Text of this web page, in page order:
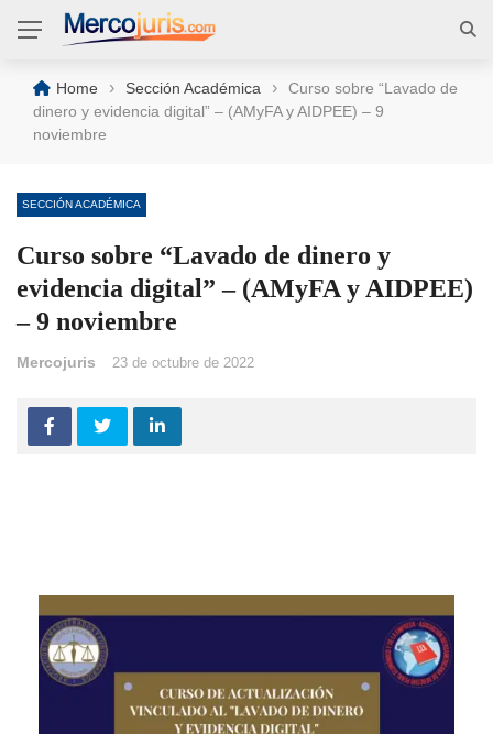
Home › Sección Académica ›
Curso sobre “Lavado de
dinero y evidencia digital” – (AMyFA y AIDPEE) – 9
noviembre
SECCIÓN ACADÉMICA
Curso sobre “Lavado de dinero y
evidencia digital” – (AMyFA y AIDPEE)
– 9 noviembre
Mercojuris 23 de octubre de 2022